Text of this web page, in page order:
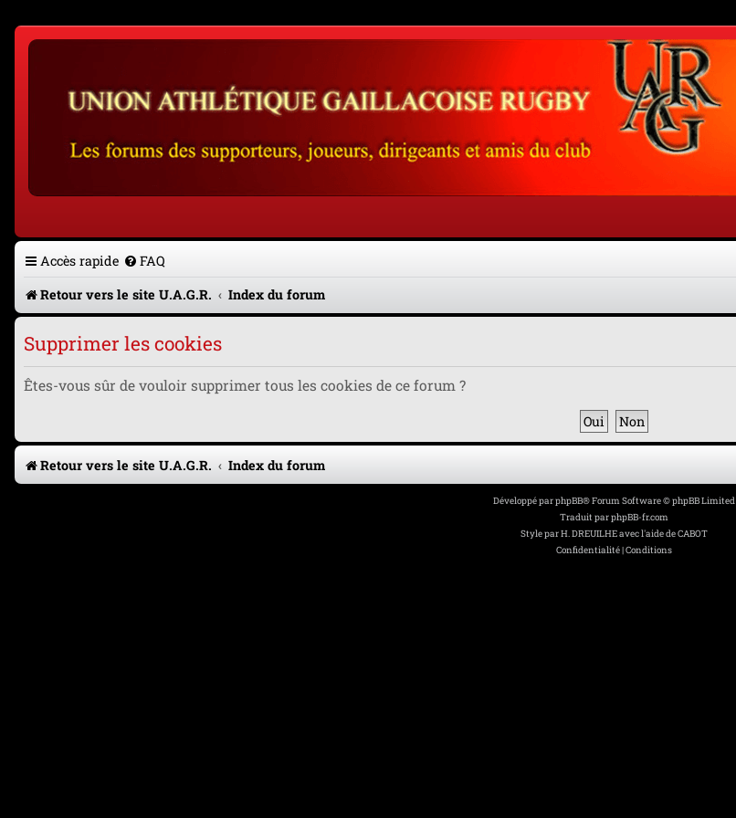
Accès rapide FAQ
Retour vers le site U.A.G.R.
Index du forum
Supprimer les cookies
Êtes-vous sûr de vouloir supprimer tous les cookies de ce forum ?
Retour vers le site U.A.G.R. Index du forum
Développé parphpBB® Forum Software © phpBB Limited
Traduit parphpBB-fr.com
Style parH. DREUILHE avec l'aide de CABOT
Confidentialité|Conditions